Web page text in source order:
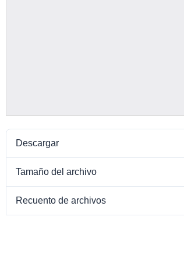
Descargar
Tamaño del archivo
Recuento de archivos